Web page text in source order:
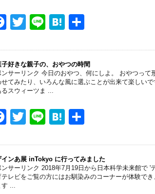
oF
c
e
b
o
T
tt
er
Li
e
H
e
n
a
子好きな親子の、おやつの時間
ンサーリンク 今日のおやつ、何にしよ。 おやつって
せてみたり、いろんな風に選ぶことが出来て楽しい
るスウィーツま ...
F
c
e
b
T
tt
er
Li
e
H
e
n
a
インあ展 inTokyo に行ってみました
ンサーリンク 2018年7月19日から日本科学未来館で '
テレビをご覧の方にはお馴染みのコーナーが体験で
す ...